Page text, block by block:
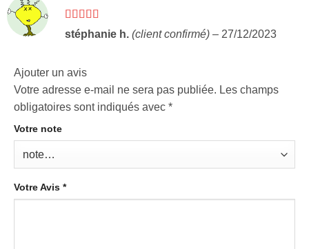
Note5sur 5
stéphanie h. (client confirmé) – 27/12/2023
Ajouter un avis
Votre adresse e-mail ne sera pas publiée. Les champs
obligatoires sont indiqués avec *
Votre note
Votre Avis *